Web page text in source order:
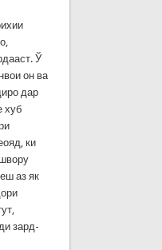
Ў
он ва
дар
хуб
ки
аз як
зард­